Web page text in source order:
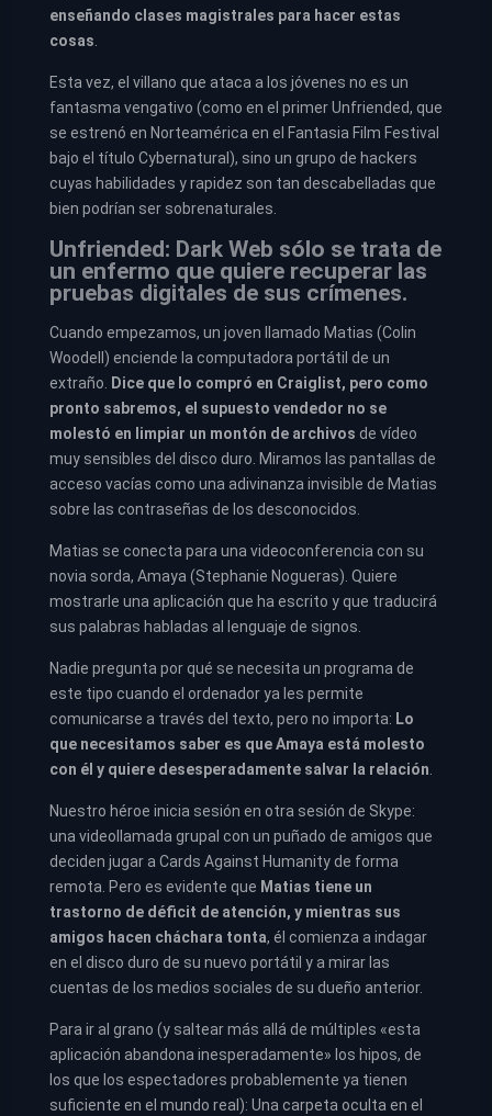
enseñando clases magistrales para hacer estas
cosas
Esta vez, el villano que ataca a los jóvenes no es un
fantasma vengativo (como en el primer Unfriended, que
se estrenó en Norteamérica en el Fantasia Film Festival
bajo el título Cybernatural), sino un grupo de hackers
cuyas habilidades y rapidez son tan descabelladas que
bien podrían ser sobrenaturales.
Unfriended: Dark Web sólo se trata de
un enfermo que quiere recuperar las
pruebas digitales de sus crímenes.
Cuando empezamos, un joven llamado Matias (Colin
Woodell) enciende la computadora portátil de un
extraño.
Dice que lo compró en Craiglist, pero como
pronto sabremos, el supuesto vendedor no se
molestó en limpiar un montón de archivos de vídeo
muy sensibles del disco duro. Miramos las pantallas de
acceso vacías como una adivinanza invisible de Matias
sobre las contraseñas de los desconocidos.
Matias se conecta para una videoconferencia con su
novia sorda, Amaya (Stephanie Nogueras). Quiere
mostrarle una aplicación que ha escrito y que traducirá
sus palabras habladas al lenguaje de signos.
Nadie pregunta por qué se necesita un programa de
este tipo cuando el ordenador ya les permite
comunicarse a través del texto, pero no importa: Lo
que necesitamos saber es que Amaya está molesto
con él y quiere desesperadamente salvar la relación
Nuestro héroe inicia sesión en otra sesión de Skype:
una videollamada grupal con un puñado de amigos que
deciden jugar a Cards Against Humanity de forma
remota. Pero es evidente que Matias tiene un
trastorno de déficit de atención, y mientras sus
amigos hacen cháchara tonta, él comienza a indagar
en el disco duro de su nuevo portátil y a mirar las
cuentas de los medios sociales de su dueño anterior.
Para ir al grano (y saltear más allá de múltiples «esta
aplicación abandona inesperadamente» los hipos, de
los que los espectadores probablemente ya tienen
suficiente en el mundo real): Una carpeta oculta en el